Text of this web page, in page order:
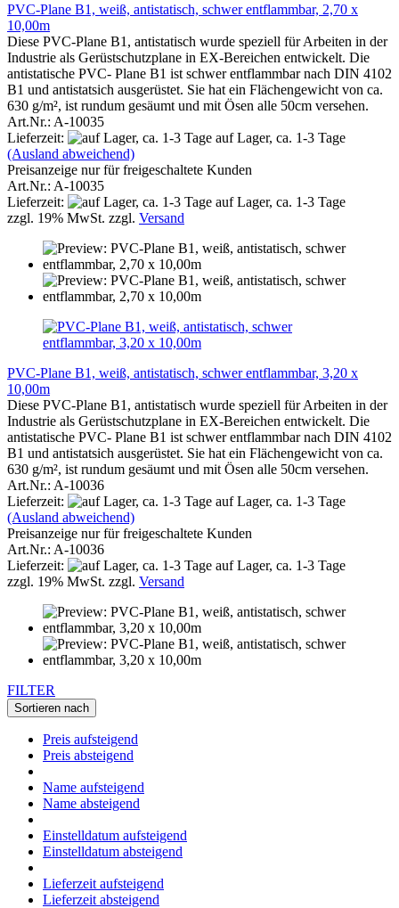
PVC-Plane B1, weiß, antistatisch, schwer entflammbar, 2,70 x
10,00m
Diese PVC-Plane B1, antistatisch wurde speziell für Arbeiten in der
Industrie als Gerüstschutzplane in EX-Bereichen entwickelt. Die
antistatische PVC- Plane B1 ist schwer entflammbar nach DIN 4102
B1 und antistatsich ausgerüstet. Sie hat ein Flächengewicht von ca.
630 g/m², ist rundum gesäumt und mit Ösen alle 50cm versehen.
Art.Nr.: A-10035
Lieferzeit:
auf Lager, ca. 1-3 Tage
(Ausland abweichend)
Preisanzeige nur für freigeschaltete Kunden
Art.Nr.: A-10035
Lieferzeit:
auf Lager, ca. 1-3 Tage
zzgl. 19% MwSt. zzgl. Versand
PVC-Plane B1, weiß, antistatisch, schwer entflammbar, 3,20 x
10,00m
Diese PVC-Plane B1, antistatisch wurde speziell für Arbeiten in der
Industrie als Gerüstschutzplane in EX-Bereichen entwickelt. Die
antistatische PVC- Plane B1 ist schwer entflammbar nach DIN 4102
B1 und antistatsich ausgerüstet. Sie hat ein Flächengewicht von ca.
630 g/m², ist rundum gesäumt und mit Ösen alle 50cm versehen.
Art.Nr.: A-10036
Lieferzeit:
auf Lager, ca. 1-3 Tage
(Ausland abweichend)
Preisanzeige nur für freigeschaltete Kunden
Art.Nr.: A-10036
Lieferzeit:
auf Lager, ca. 1-3 Tage
zzgl. 19% MwSt. zzgl. Versand
FILTER
Sortieren nach
Preis aufsteigend
Preis absteigend
Name aufsteigend
Name absteigend
Einstelldatum aufsteigend
Einstelldatum absteigend
Lieferzeit aufsteigend
Lieferzeit absteigend